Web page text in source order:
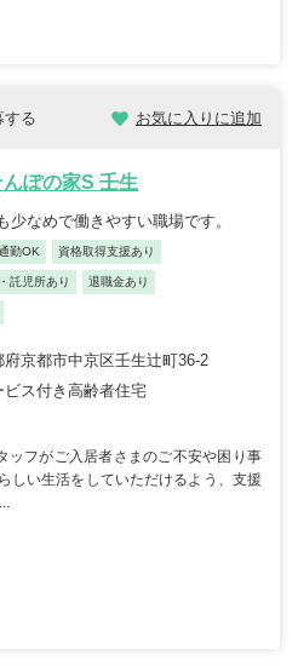
する お気に入りに追加
ぽの家S 壬生
なめで働きやすい職場です。
勤OK 資格取得支援あり
託児所あり 退職金あり
府京都市中京区壬生辻町36-2
ビス付き高齢者住宅
ッフがご入居者さまのご不安や困り事
しい生活をしていただけるよう、支援